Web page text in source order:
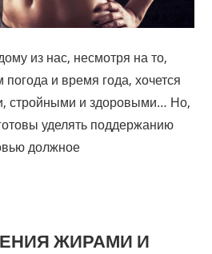
из нас, несмотря на то,
погода и время года, хочется
стройными и здоровыми… Но,
уделять поддержанию
должное
ЖИРАМИ И